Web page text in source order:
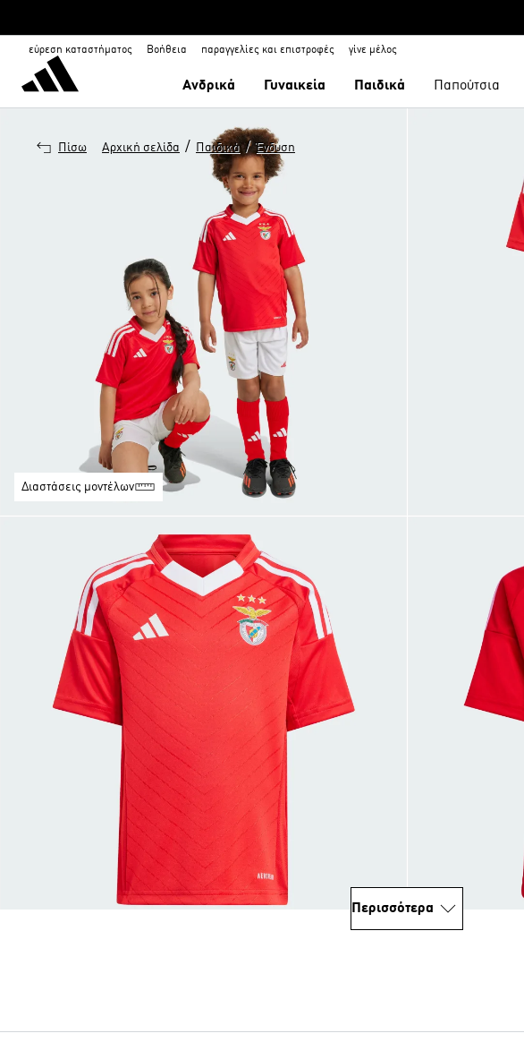
εύρεση καταστήματος Βοήθεια παραγγελίες και επιστροφές γίνε μέλος
Ανδρικά Γυναικεία Παιδικά Παπούτσια
Πίσω Αρχική σελίδα / Παιδικά / Ένδυση
Διαστάσεις μοντέλων
Περισσότερα